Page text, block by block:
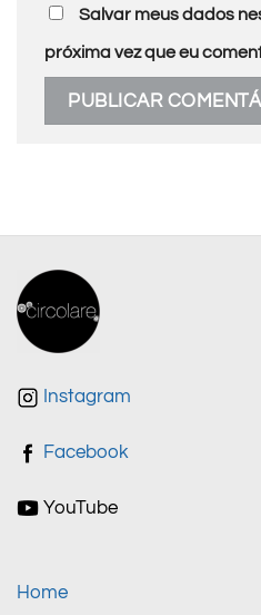
Salvar meus dados
próxima vez que eu
Instagram
Facebook
YouTube
Home